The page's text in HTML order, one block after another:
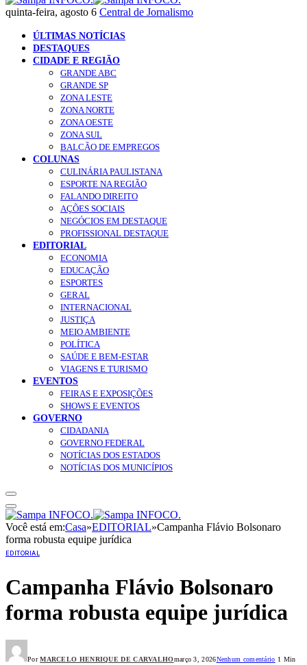
quinta-feira, agosto 6 Central de Jornalismo
ÚLTIMAS NOTÍCIAS
DESTAQUES
CIDADE E REGIÃO
GRANDE ABC
GRANDE SP
ZONA LESTE
ZONA NORTE
ZONA OESTE
ZONA SUL
BALCÃO DE EMPREGOS
COLUNAS
CULINÁRIA PAULISTANA
ESPORTE NA REGIÃO
FALANDO DIREITO
AÇÕES SOCIAIS
NEGÓCIOS EM DESTAQUE
PROFISSIONAL DESTAQUE
EDITORIAL
ECONOMIA
EDUCAÇÃO
ESPORTES
GERAL
INTERNACIONAL
JUSTIÇA
MEIO AMBIENTE
POLÍTICA
SAÚDE E BEM-ESTAR
VIAGENS E TURISMO
EVENTOS
FEIRAS E EXPOSIÇÕES
SHOWS E EVENTOS
GOVERNO
CIDADANIA
GOVERNO FEDERAL
NOTÍCIAS DOS ESTADOS
NOTÍCIAS DOS MUNICÍPIOS
Você está em:Casa»EDITORIAL»Campanha Flávio Bolsonaro
forma robusta equipe jurídica
EDITORIAL
Campanha Flávio Bolsonaro
forma robusta equipe jurídica
Por MARCELO HENRIQUE DE CARVALHOmarço 3, 2026Nenhum comentário 1 Min